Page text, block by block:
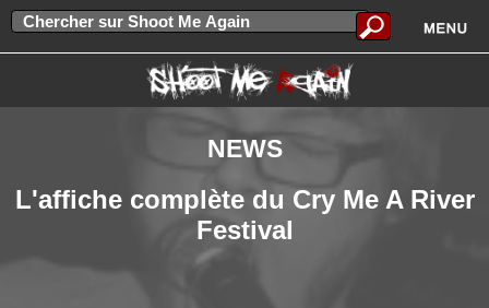
NEWS
L'affiche complète du Cry Me A River
Festival